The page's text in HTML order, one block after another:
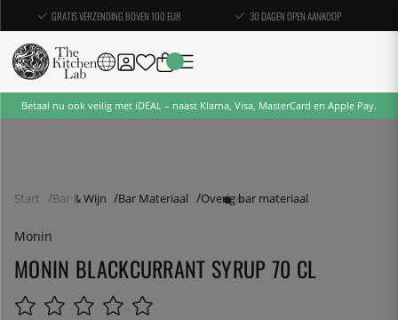
GRATIS VERZENDING BOVEN 100 EUR 30 DAGEN OPEN AANKOOP
Betaal nu ook veilig met iDEAL – naast Klarna, Visa, MasterCard en Apple Pay.
Start Bar & Wijn Bar Materiaal Overig bar materiaal
Monin
MONIN BLACKCURRANT SYRUP 70 CL